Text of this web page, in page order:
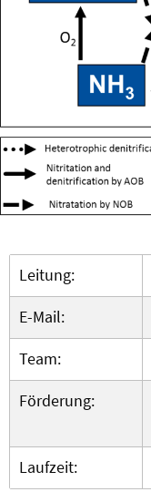
Leitung:
E-Mail:
Team:
Förderung:
Laufzeit: